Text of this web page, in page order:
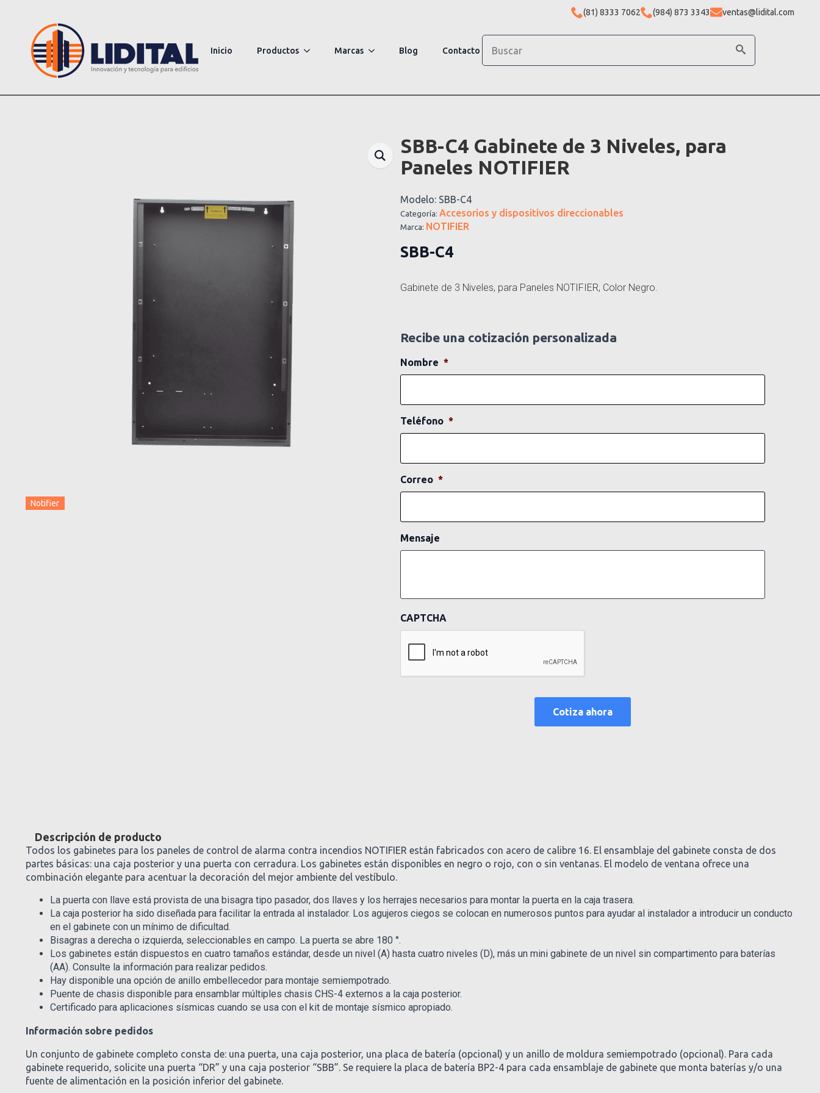
(81) 8333 7062 (984) 873 3343 ventas@lidital.com
Inicio Productos Marcas Blog Contacto
Notifier
SBB-C4 Gabinete de 3 Niveles, para
Paneles NOTIFIER
Modelo: SBB-C4
Categoría: Accesorios y dispositivos direccionables
Marca: NOTIFIER
SBB-C4
Gabinete de 3 Niveles, para Paneles NOTIFIER, Color Negro.
Recibe una cotización personalizada
Nombre *
Teléfono *
Correo *
Mensaje
CAPTCHA
Descripción de producto
Todos los gabinetes para los paneles de control de alarma contra incendios NOTIFIER están fabricados con acero de calibre 16. El ensamblaje del gabinete consta de dos
partes básicas: una caja posterior y una puerta con cerradura. Los gabinetes están disponibles en negro o rojo, con o sin ventanas. El modelo de ventana ofrece una
combinación elegante para acentuar la decoración del mejor ambiente del vestíbulo.
La puerta con llave está provista de una bisagra tipo pasador, dos llaves y los herrajes necesarios para montar la puerta en la caja trasera.
La caja posterior ha sido diseñada para facilitar la entrada al instalador. Los agujeros ciegos se colocan en numerosos puntos para ayudar al instalador a introducir un conducto
en el gabinete con un mínimo de dificultad.
Bisagras a derecha o izquierda, seleccionables en campo. La puerta se abre 180 °.
Los gabinetes están dispuestos en cuatro tamaños estándar, desde un nivel (A) hasta cuatro niveles (D), más un mini gabinete de un nivel sin compartimento para baterías
(AA). Consulte la información para realizar pedidos.
Hay disponible una opción de anillo embellecedor para montaje semiempotrado.
Puente de chasis disponible para ensamblar múltiples chasis CHS-4 externos a la caja posterior.
Certificado para aplicaciones sísmicas cuando se usa con el kit de montaje sísmico apropiado.
Información sobre pedidos
Un conjunto de gabinete completo consta de: una puerta, una caja posterior, una placa de batería (opcional) y un anillo de moldura semiempotrado (opcional). Para cada
gabinete requerido, solicite una puerta “DR” y una caja posterior “SBB”. Se requiere la placa de batería BP2-4 para cada ensamblaje de gabinete que monta baterías y/o una
fuente de alimentación en la posición inferior del gabinete.